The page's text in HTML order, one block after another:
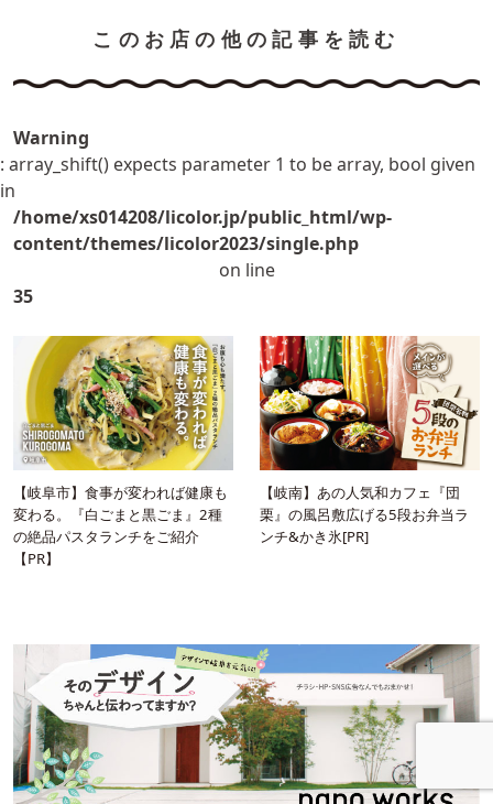
このお店の他の記事を読む
Warning
: array_shift() expects parameter 1 to be array, bool given
in
/home/xs014208/licolor.jp/public_html/wp-
content/themes/licolor2023/single.php
on line
35
【岐阜市】食事が変われば健康も
変わる。『白ごまと黒ごま』2種
の絶品パスタランチをご紹介
【PR】
【岐南】あの人気和カフェ『団
栗』の風呂敷広げる5段お弁当ラ
ンチ&かき氷[PR]